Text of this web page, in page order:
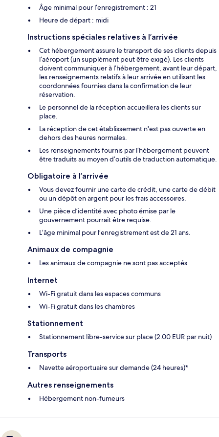
Âge minimal pour l’enregistrement : 21
Heure de départ : midi
Instructions spéciales relatives à l’arrivée
Cet hébergement assure le transport de ses clients depuis
l’aéroport (un supplément peut être exigé). Les clients
doivent communiquer à l’hébergement, avant leur départ,
les renseignements relatifs à leur arrivée en utilisant les
coordonnées fournies dans la confirmation de leur
réservation.
Le personnel de la réception accueillera les clients sur
place.
La réception de cet établissement n'est pas ouverte en
dehors des heures normales.
Les renseignements fournis par l’hébergement peuvent
être traduits au moyen d’outils de traduction automatique.
Obligatoire à l’arrivée
Vous devez fournir une carte de crédit, une carte de débit
ou un dépôt en argent pour les frais accessoires.
Une pièce d’identité avec photo émise par le
gouvernement pourrait être requise.
L’âge minimal pour l’enregistrement est de 21 ans.
Animaux de compagnie
Les animaux de compagnie ne sont pas acceptés.
Internet
Wi-Fi gratuit dans les espaces communs
Wi-Fi gratuit dans les chambres
Stationnement
Stationnement libre-service sur place (2.00 EUR par nuit)
Transports
Navette aéroportuaire sur demande (24 heures)*
Autres renseignements
Hébergement non-fumeurs